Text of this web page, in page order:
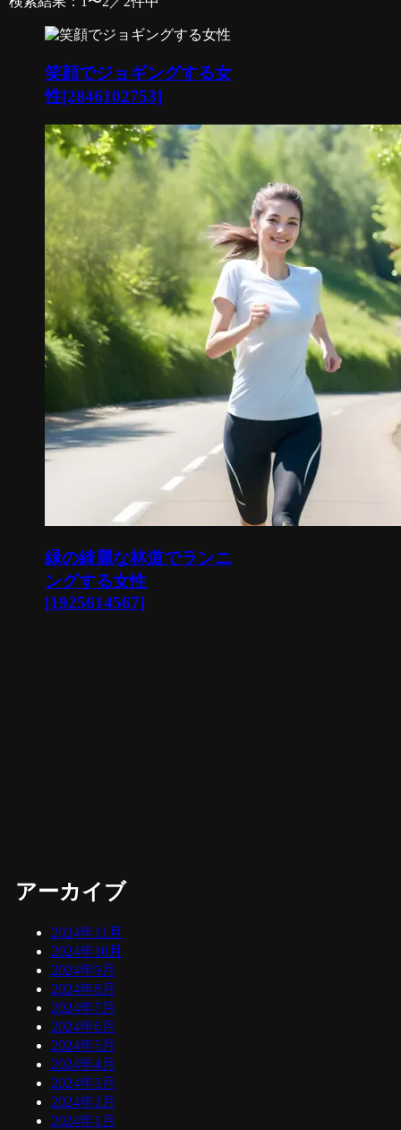
笑顔でジョギングする女
性[2846102753]
緑の綺麗な林道でランニ
ングする女性
[1925614567]
アーカイブ
2024年11月
2024年10月
2024年9月
2024年8月
2024年7月
2024年6月
2024年5月
2024年4月
2024年3月
2024年2月
2024年1月